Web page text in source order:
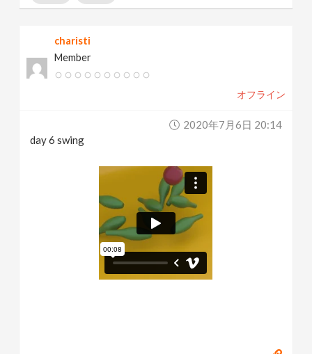
charisti
Member
オフライン
2020年7月6日 20:14
day 6 swing